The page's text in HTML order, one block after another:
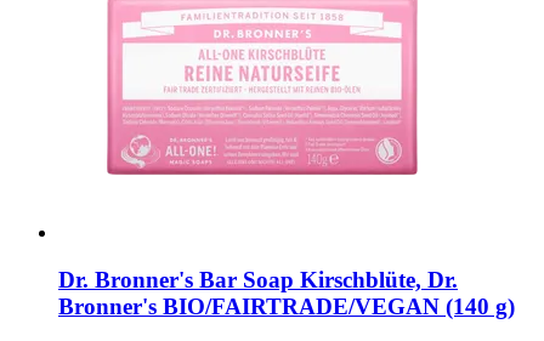
Dr. Bronner's Bar Soap Kirschblüte, Dr.
Bronner's BIO/FAIRTRADE/VEGAN (140 g)